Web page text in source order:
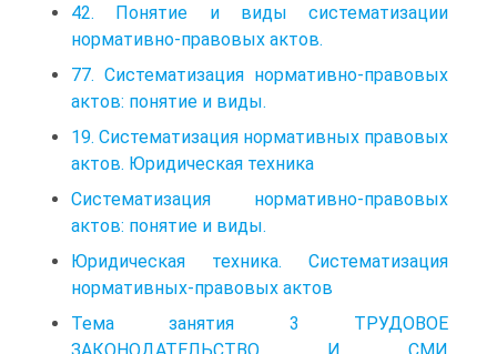
42. Понятие и виды систематизации
нормативно-правовых актов.
77. Систематизация нормативно-правовых
актов: понятие и виды.
19. Систематизация нормативных правовых
актов. Юридическая техника
Систематизация нормативно-правовых
актов: понятие и виды.
Юридическая техника. Систематизация
нормативных-правовых актов
Тема занятия 3 ТРУДОВОЕ